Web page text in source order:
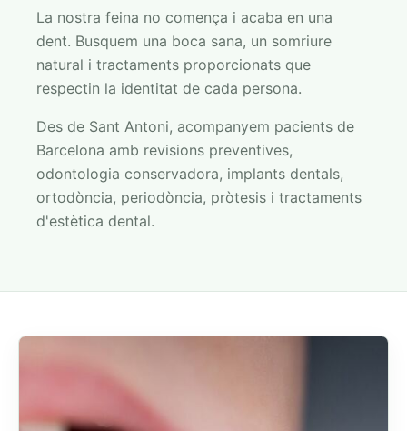
La nostra feina no comença i acaba en una
dent. Busquem una boca sana, un somriure
natural i tractaments proporcionats que
respectin la identitat de cada persona.
Des de Sant Antoni, acompanyem pacients de
Barcelona amb revisions preventives,
odontologia conservadora, implants dentals,
ortodòncia, periodòncia, pròtesis i tractaments
d'estètica dental.